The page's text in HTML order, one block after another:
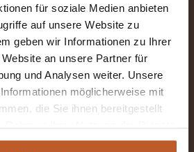
für soziale Medien anbieten
auf unsere Website zu
geben wir Informationen zu Ihrer
an unsere Partner für
und Analysen weiter. Unsere
möglicherweise mit
die Sie ihnen bereitgestellt
und Hubbett
(DE)
INFORMATIONEN